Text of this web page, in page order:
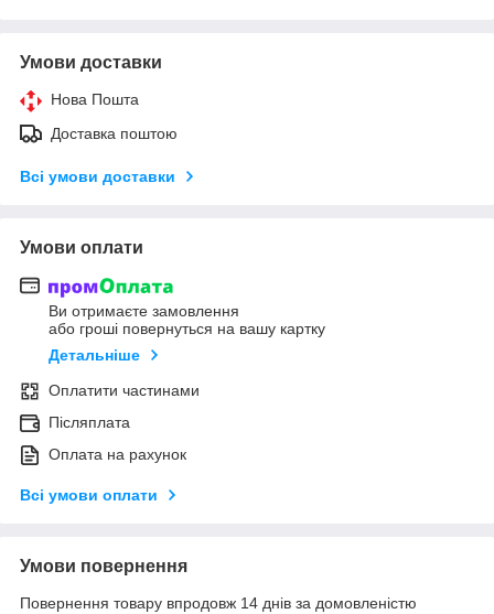
Умови доставки
Нова Пошта
Доставка поштою
Всі умови доставки
Умови оплати
Ви отримаєте замовлення
або гроші повернуться на вашу картку
Детальніше
Оплатити частинами
Післяплата
Оплата на рахунок
Всі умови оплати
Умови повернення
Повернення товару впродовж 14 днів за домовленістю